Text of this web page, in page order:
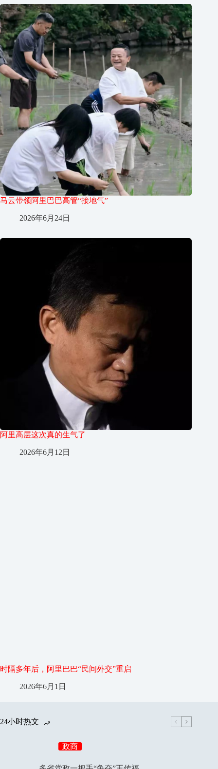
马云带领阿里巴巴高管“接地气”
2026年6月24日
阿里高层这次真的生气了
2026年6月12日
时隔多年后，阿里巴巴“民间外交”重启
2026年6月1日
24小时热文
政商